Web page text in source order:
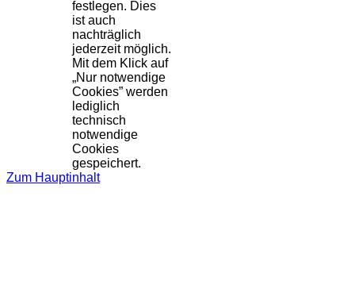
festlegen. Dies
ist auch
nachträglich
jederzeit möglich.
Mit dem Klick auf
„Nur notwendige
Cookies” werden
lediglich
technisch
notwendige
Cookies
gespeichert.
Zum Hauptinhalt